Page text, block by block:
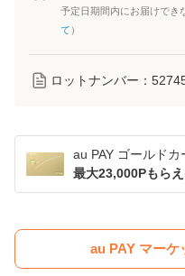
予定日期間内にお届けでき
て ）
ロットナンバー：
au PAY ゴールド
最大23,000Pもら
au PAY マーケ